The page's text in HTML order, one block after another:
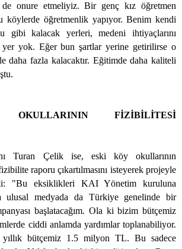
de onure etmeliyiz. Bir genç kız öğretmen
öğretmenlik yapıyor. Benim kendi
gibi kalacak yerleri, medeni ihtiyaçlarını
yer yok. Eğer bun şartlar yerine getirilirse o
daha fazla kalacaktır. Eğitimde daha kaliteli
FİZİBİLİTESİ
Turan Çelik ise, eski köy okullarının
raporu çıkartılmasını isteyerek projeyle
"Bu eksiklikleri KAI Yönetim kuruluna
ulusal medyada da Türkiye genelinde bir
başlatacağım. Ola ki bizim bütçemiz
ciddi anlamda yardımlar toplanabiliyor.
bütçemiz 1.5 milyon TL. Bu sadece